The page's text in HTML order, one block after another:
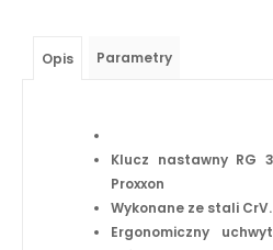
Opis Parametry
Klucz nastawny RG
Proxxon
Wykonane ze stali CrV.
Ergonomiczny